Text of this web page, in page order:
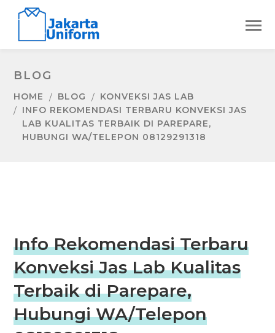
BLOG
HOME BLOG
KONVEKSI JAS LAB
INFO REKOMENDASI TERBARU KONVEKSI JAS
LAB KUALITAS TERBAIK DI PAREPARE,
HUBUNGI WA/TELEPON 08129291318
Info Rekomendasi Terbaru
Konveksi Jas Lab Kualitas
Terbaik di Parepare,
Hubungi WA/Telepon